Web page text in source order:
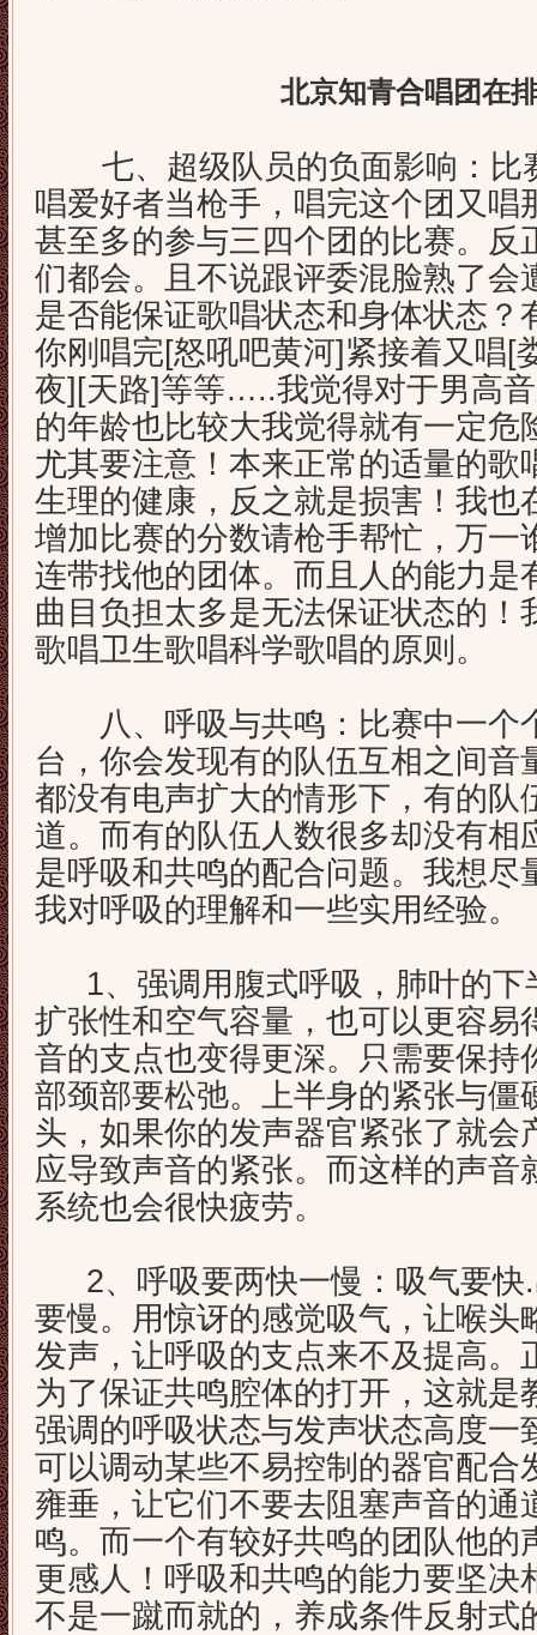
北京知青合唱团在
七、超级队员的负面影响：比
唱爱好者当枪手，唱完这个团又唱
甚至多的参与三四个团的比赛。反
们都会。且不说跟评委混脸熟了会
是否能保证歌唱状态和身体状态？
你刚唱完[怒吼吧黄河]紧接着又唱[
夜][天路]等等…..我觉得对于男高
的年龄也比较大我觉得就有一定危
尤其要注意！本来正常的适量的歌
生理的健康，反之就是损害！我也
增加比赛的分数请枪手帮忙，万一
连带找他的团体。而且人的能力是
曲目负担太多是无法保证状态的！
歌唱卫生歌唱科学歌唱的原则。
八、呼吸与共鸣：比赛中一个
台，你会发现有的队伍互相之间音
都没有电声扩大的情形下，有的队
道。而有的队伍人数很多却没有相
是呼吸和共鸣的配合问题。我想尽
我对呼吸的理解和一些实用经验。
1、强调用腹式呼吸，肺叶的下
扩张性和空气容量，也可以更容易
音的支点也变得更深。只需要保持
部颈部要松弛。上半身的紧张与僵
头，如果你的发声器官紧张了就会
应导致声音的紧张。而这样的声音
系统也会很快疲劳。
2、呼吸要两快一慢：吸气要快.
要慢。用惊讶的感觉吸气，让喉头
发声，让呼吸的支点来不及提高。
为了保证共鸣腔体的打开，这就是
强调的呼吸状态与发声状态高度一
可以调动某些不易控制的器官配合
雍垂，让它们不要去阻塞声音的通
鸣。而一个有较好共鸣的团队他的
更感人！呼吸和共鸣的能力要坚决
不是一蹴而就的，养成条件反射式